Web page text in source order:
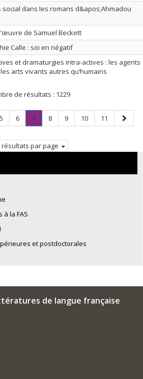
dans les romans d&apos;Ahmadou
de Samuel Beckett
Calle : soi en négatif
et dramaturgies intra-actives : les agents
arts vivants autres qu’humains
de résultats : 1229
Page
5 Page
6 Page
7.
Page
Page
8 Page
9 Page
10 Page
11
Page
résultats par page
la FAS
et postdoctorales
de langue française